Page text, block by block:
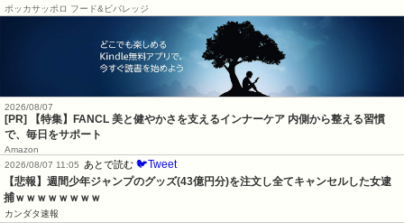
ポッカサッポロ フード&ビバレッジ
2026/08/07
[PR] 【特集】FANCL 美と健やかさを支えるインナーケア 内側から整える習慣
で、毎日をサポート
Amazon
2026/08/07 11:05
あとで読む 🐦Tweet
【悲報】週間少年ジャンプのグッズ(43億円分)を注文し全てキャンセルした女逮
捕ｗｗｗｗｗｗｗｗ
カンダタ速報